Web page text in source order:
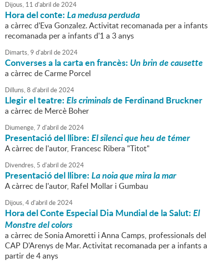
Dijous, 11 d'abril de2024
Hora del conte:La medusa perduda
a càrrec d'Eva Gonzalez. Activitat recomanada per a infants
recomanada per a infants d'1 a 3 anys
Dimarts,9 d'abril de2024
Converses a la carta en francès: Un brin de causette
a càrrec de Carme Porcel
Dilluns,8 d'abril de2024
Llegir el teatre:Els criminalsde Ferdinand Bruckner
a càrrec de Mercè Boher
Diumenge,7 d'abril de2024
Presentació del llibre:El silenci que heu de témer
A càrrec de l'autor, Francesc Ribera "Titot"
Divendres, 5 d'abril de2024
Presentació del llibre:La noia que mira la mar
A càrrec de l'autor, Rafel Mollar i Gumbau
Dijous,4d'abril de2024
Hora del Conte Especial Dia Mundial de la Salut:El
Monstre del colors
a càrrec de Sonia Amoretti i Anna Camps, professionals del
CAP D'Arenys de Mar. Activitat recomanada per a infants a
partir de 4 anys